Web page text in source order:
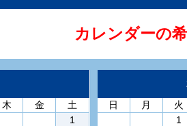
カレンダーの
木 金
土
1
日
月 火
1